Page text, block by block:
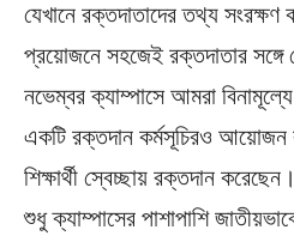
যেখানে রক্তদাতাদের তথ্য সংরক্ষণ
প্রয়োজনে সহজেই রক্তদাতার
নভেম্বর ক্যাম্পাসে আমরা
একটি রক্তদান কর্মসূচিরও আয়োজন
শিক্ষার্থী স্বেচ্ছায় রক্তদান
শুধু ক্যাম্পাসের পাশাপাশি